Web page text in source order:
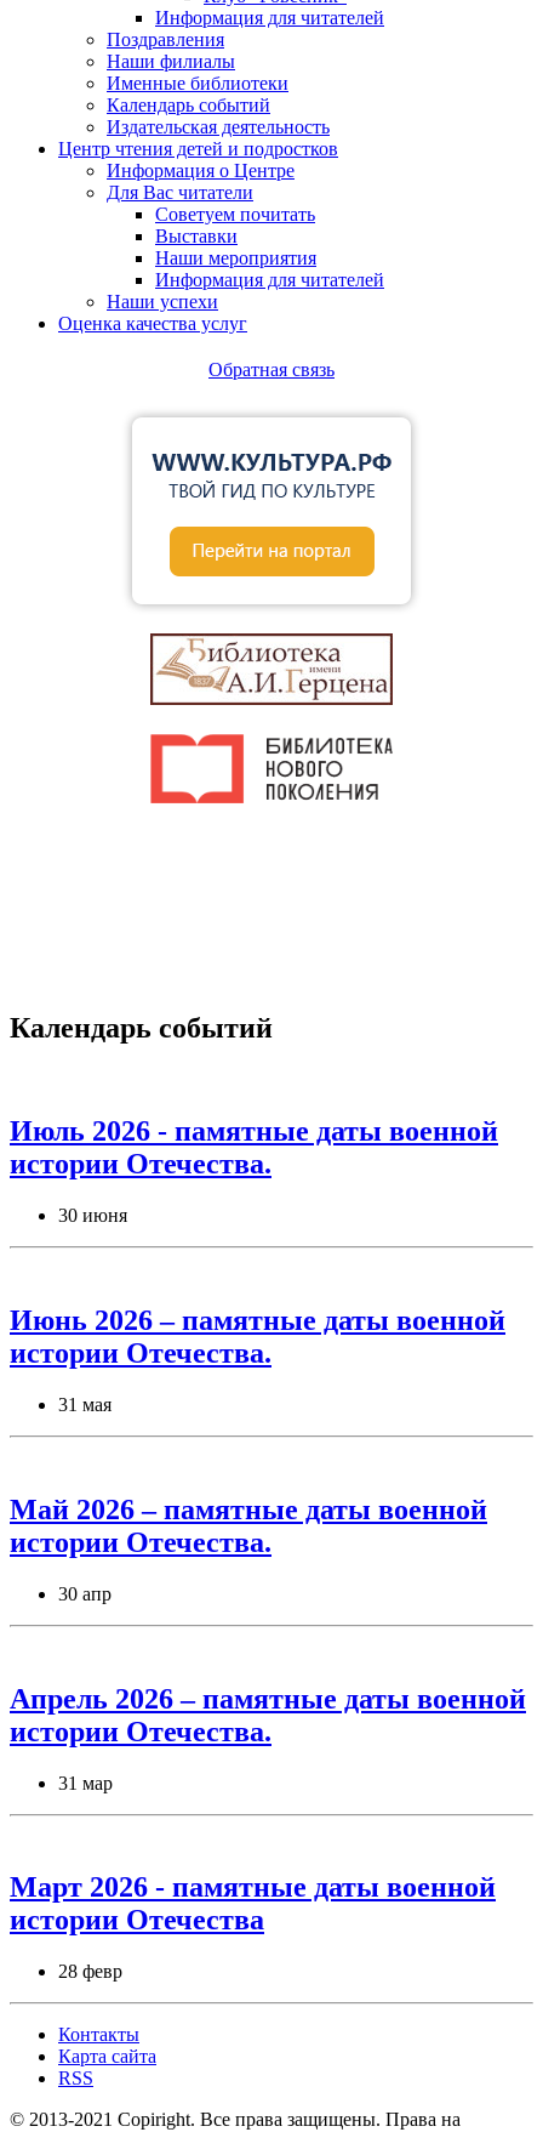
Информация для читателей
Поздравления
Наши филиалы
Именные библиотеки
Календарь событий
Издательская деятельность
Центр чтения детей и подростков
Информация о Центре
Для Вас читатели
Советуем почитать
Выставки
Наши мероприятия
Информация для читателей
Наши успехи
Оценка качества услуг
Обратная связь
Календарь событий
Июль 2026 - памятные даты военной
истории Отечества.
30 июня
Июнь 2026 – памятные даты военной
истории Отечества.
31 мая
Май 2026 – памятные даты военной
истории Отечества.
30 апр
Апрель 2026 – памятные даты военной
истории Отечества.
31 мар
Март 2026 - памятные даты военной
истории Отечества
28 февр
Контакты
Карта сайта
RSS
© 2013-2021 Copiright. Все права защищены. Права на